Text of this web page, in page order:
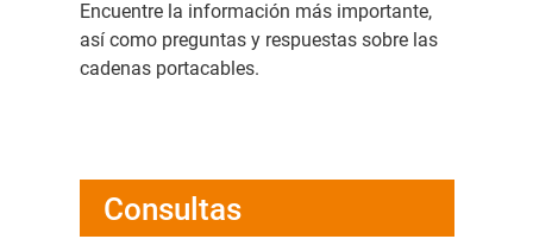
Encuentre la información más importante,
así como preguntas y respuestas sobre las
cadenas portacables.
Consultas